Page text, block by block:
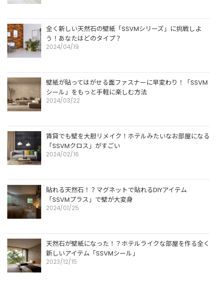
全く新しい天然石の壁紙「SSVMシリーズ」に挑戦しよ
う！あなたはどのタイプ？
2024/04/19
壁紙が貼ってはがせる面ファスナーに早変わり！「SSVM
シール」をもっと手軽に楽しむ方法
2024/03/22
賃貸でも壁を大胆リメイク！ホテルみたいなお部屋になる
「SSVMクロス」がすごい
2024/02/16
貼れる天然石！？マグネットで貼れるDIYアイテム
「SSVMプラス」で壁が大変身
2024/01/25
天然石が壁紙になった！？ホテルライクな部屋を作る全く
新しいアイテム「SSVMシール」
2023/12/15